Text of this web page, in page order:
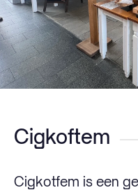
Cigkoftem
Cigkotfem is een